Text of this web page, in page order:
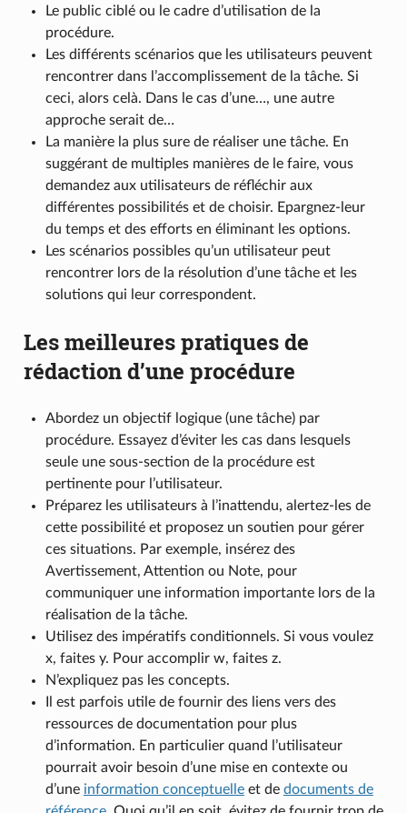
Le public ciblé ou le cadre d’utilisation de la
procédure.
Les différents scénarios que les utilisateurs peuvent
rencontrer dans l’accomplissement de la tâche. Si
ceci, alors celà. Dans le cas d’une…, une autre
approche serait de…
La manière la plus sure de réaliser une tâche. En
suggérant de multiples manières de le faire, vous
demandez aux utilisateurs de réfléchir aux
différentes possibilités et de choisir. Epargnez-leur
du temps et des efforts en éliminant les options.
Les scénarios possibles qu’un utilisateur peut
rencontrer lors de la résolution d’une tâche et les
solutions qui leur correspondent.
Les meilleures pratiques de
rédaction d’une procédure
Abordez un objectif logique (une tâche) par
procédure. Essayez d’éviter les cas dans lesquels
seule une sous-section de la procédure est
pertinente pour l’utilisateur.
Préparez les utilisateurs à l’inattendu, alertez-les de
cette possibilité et proposez un soutien pour gérer
ces situations. Par exemple, insérez des
Avertissement, Attention ou Note, pour
communiquer une information importante lors de la
réalisation de la tâche.
Utilisez des impératifs conditionnels. Si vous voulez
x, faites y. Pour accomplir w, faites z.
N’expliquez pas les concepts.
Il est parfois utile de fournir des liens vers des
ressources de documentation pour plus
d’information. En particulier quand l’utilisateur
pourrait avoir besoin d’une mise en contexte ou
d’une information conceptuelleet de documents de